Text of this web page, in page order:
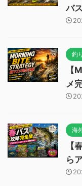
バ
釣
【
メ
海
【
ら